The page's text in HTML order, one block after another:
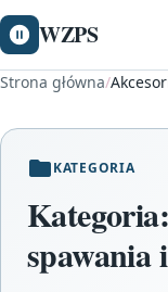
WZPS
Strona główna/
KATEGORIA
spawania